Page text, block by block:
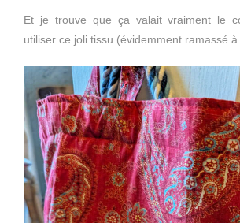
Et je trouve que ça valait vraiment le
utiliser ce joli tissu (évidemment ramassé à